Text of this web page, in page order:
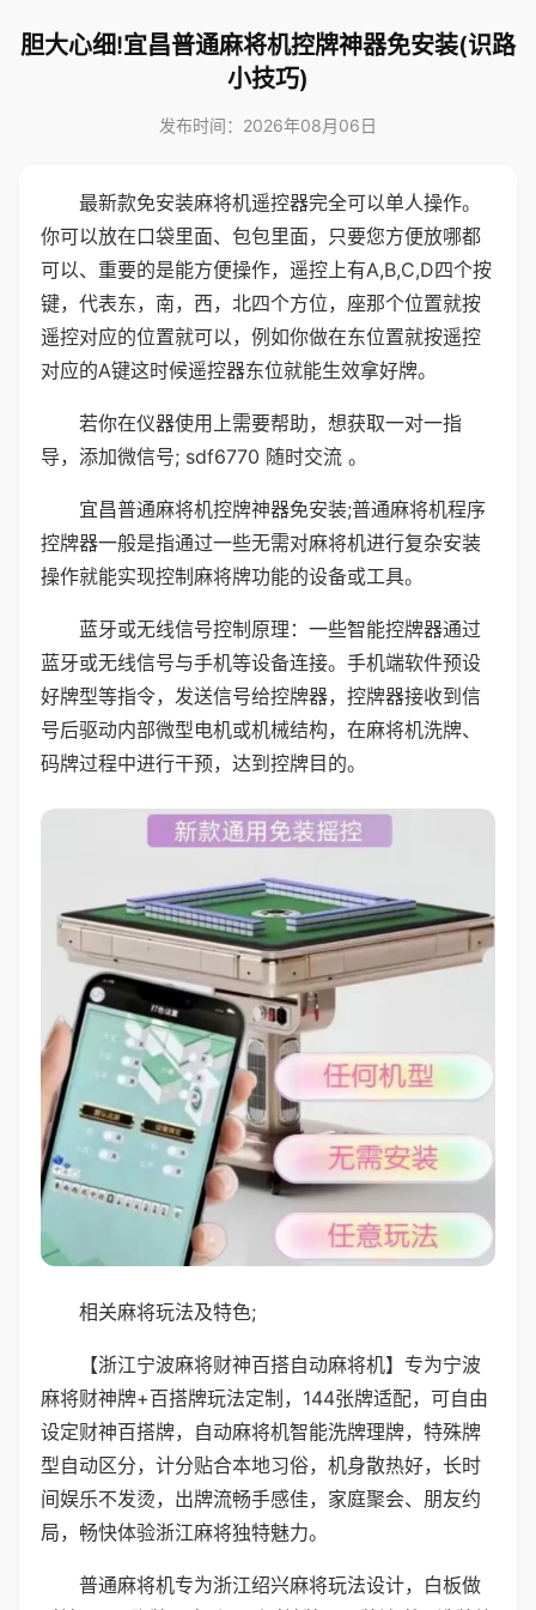
胆大心细!宜昌普通麻将机控牌神器免安装(识路
小技巧)
发布时间：2026年08月06日
最新款免安装麻将机遥控器完全可以单人操作。
你可以放在口袋里面、包包里面，只要您方便放哪都
可以、重要的是能方便操作，遥控上有A,B,C,D四个按
键，代表东，南，西，北四个方位，座那个位置就按
遥控对应的位置就可以，例如你做在东位置就按遥控
对应的A键这时候遥控器东位就能生效拿好牌。
若你在仪器使用上需要帮助，想获取一对一指
导，添加微信号; sdf6770 随时交流 。
宜昌普通麻将机控牌神器免安装;普通麻将机程序
控牌器一般是指通过一些无需对麻将机进行复杂安装
操作就能实现控制麻将牌功能的设备或工具。
蓝牙或无线信号控制原理：一些智能控牌器通过
蓝牙或无线信号与手机等设备连接。手机端软件预设
好牌型等指令，发送信号给控牌器，控牌器接收到信
号后驱动内部微型电机或机械结构，在麻将机洗牌、
码牌过程中进行干预，达到控牌目的。
相关麻将玩法及特色;
【浙江宁波麻将财神百搭自动麻将机】专为宁波
麻将财神牌+百搭牌玩法定制，144张牌适配，可自由
设定财神百搭牌，自动麻将机智能洗牌理牌，特殊牌
型自动区分，计分贴合本地习俗，机身散热好，长时
间娱乐不发烫，出牌流畅手感佳，家庭聚会、朋友约
局，畅快体验浙江麻将独特魅力。
普通麻将机专为浙江绍兴麻将玩法设计，白板做